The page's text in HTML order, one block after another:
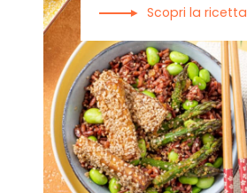
Scopri la ricetta